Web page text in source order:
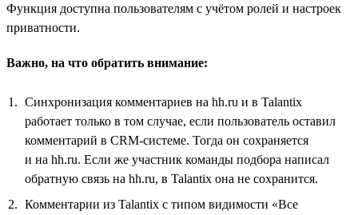
Функция доступна пользователям с учётом ролей и настроек
приватности.
Важно, на что обратить внимание:
Синхронизация комментариев на hh.ru и в Talantix
работает только в том случае, если пользователь оставил
комментарий в CRM-системе. Тогда он сохраняется
и на hh.ru. Если же участник команды подбора написал
обратную связь на hh.ru, в Talantix она не сохранится.
Комментарии из Talantix с типом видимости «Все